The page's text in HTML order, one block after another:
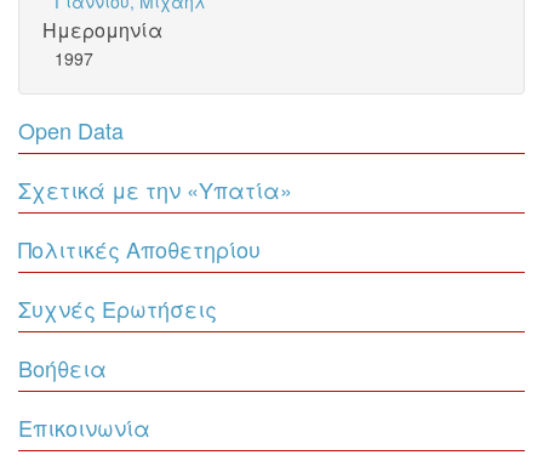
Ημερομηνία
1997
Open Data
Σχετικά με την «Υπατία»
Πολιτικές Αποθετηρίου
Συχνές Ερωτήσεις
Βοήθεια
Επικοινωνία